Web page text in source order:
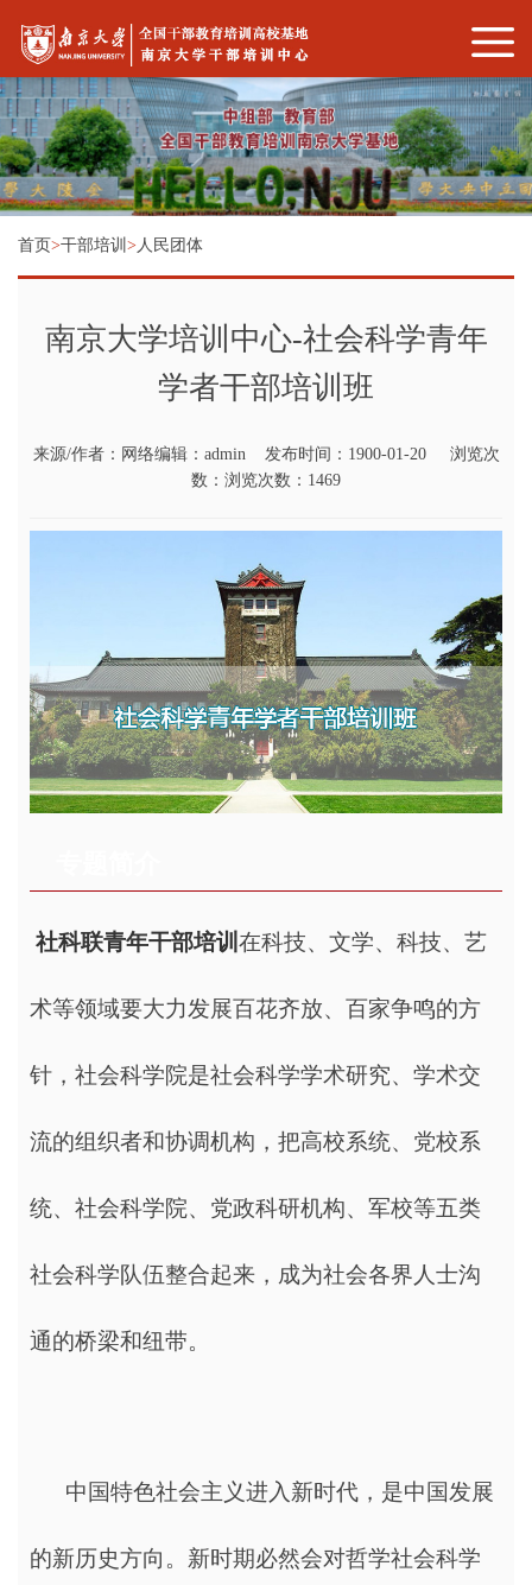
首页>干部培训 > 人民团体
南京大学培训中心-社会科学青年
学者干部培训班
来源/作者：网络编辑：admin 发布时间：1900-01-20 浏览次
数：浏览次数：1469
社科联青年干部培训 在科技、文学、科技、艺
术等领域要大力发展百花齐放、百家争鸣的方
针，社会科学院是社会科学学术研究、学术交
流的组织者和协调机构，把高校系统、党校系
统、社会科学院、党政科研机构、军校等五类
社会科学队伍整合起来，成为社会各界人士沟
通的桥梁和纽带。
中国特色社会主义进入新时代，是中国发展
的新历史方向。新时期必然会对哲学社会科学